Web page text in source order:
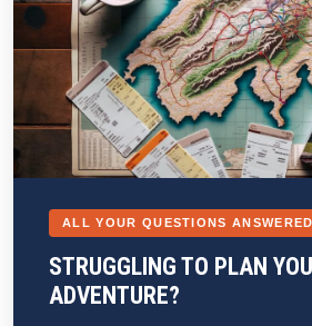
ALL YOUR QUESTIONS ANSWERED
STRUGGLING TO PLAN
ADVENTURE?